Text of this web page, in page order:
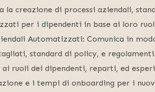
la creazione di processi aziendali,
per i dipendenti in base ai loro
Automatizzati: Comunica in
standard di policy, e
ruoli dei dipendenti, reparti, ed
e i tempi di onboarding per i